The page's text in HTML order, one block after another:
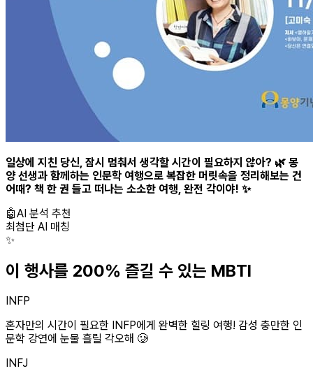
일상에 지친 당신, 잠시 멈춰서 생각할 시간이 필요하지 않아? 🌿 몽
양 선생과 함께하는 인문학 여행으로 복잡한 머릿속을 정리해보는 건
어때? 책 한 권 들고 떠나는 소소한 여행, 완전 각이야! ✨
🤖AI 분석 추천
최첨단 AI 매칭
✨
이 행사를 200% 즐길 수 있는 MBTI
INFP
혼자만의 시간이 필요한 INFP에게 완벽한 힐링 여행! 감성 충만한 인
문학 강연에 눈물 흘릴 각오해 🥲
INFJ